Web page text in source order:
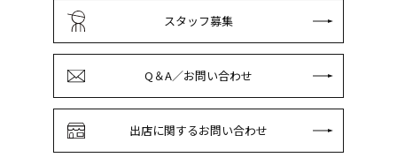
スタッフ募集
Q＆A／お問い合わせ
出店に関するお問い合わせ